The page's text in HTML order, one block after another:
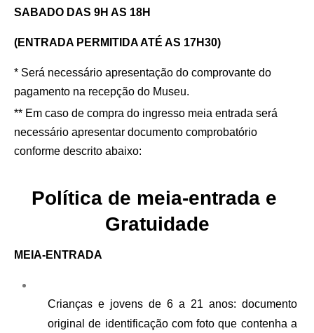
SABADO DAS 9H AS 18H
(ENTRADA PERMITIDA ATÉ AS 17H30)
* Será necessário apresentação do comprovante do
pagamento na recepção do Museu.
** Em caso de compra do ingresso meia entrada será
necessário apresentar documento comprobatório
conforme descrito abaixo:
Política de meia-entrada e
Gratuidade
MEIA-ENTRADA
Crianças e jovens de 6 a 21 anos: documento
original de identificação com foto que contenha a